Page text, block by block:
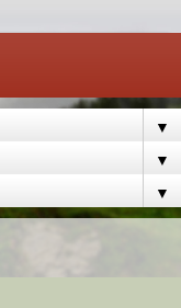
▼
▼
▼